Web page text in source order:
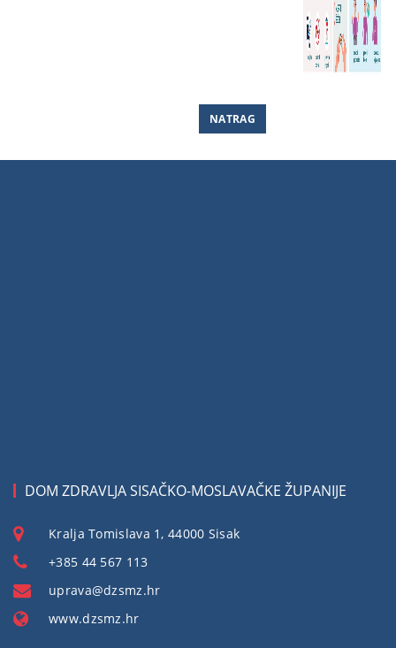
NATRAG
DOM ZDRAVLJA SISAČKO-MOSLAVAČKE ŽUPANIJE
Kralja Tomislava 1, 44000 Sisak
+385 44 567 113
uprava@dzsmz.hr
www.dzsmz.hr